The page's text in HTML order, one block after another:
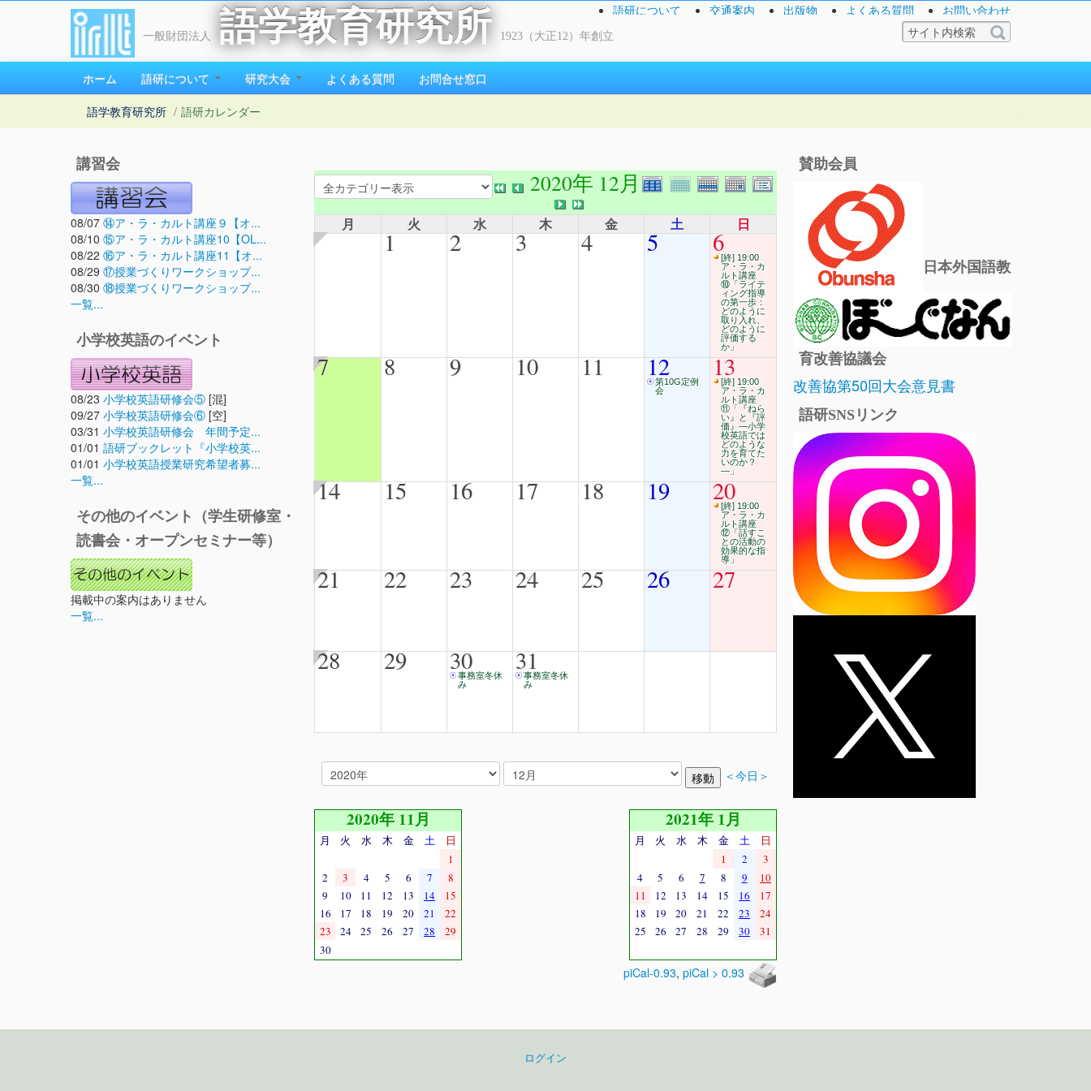
一般財団法人 語学教育研究所 1923（大正12）年創立
語研について 交通案内 出版物 よくある質問 お問い合わせ
ホーム 語研について 研究大会 よくある質問 お問合せ窓口
語学教育研究所 / 語研カレンダー
講習会
08/07 ⑭ア・ラ・カルト講座９【オ...
08/10 ⑮ア・ラ・カルト講座10【OL...
08/22 ⑯ア・ラ・カルト講座11【オ...
08/29 ⑰授業づくりワークショップ...
08/30 ⑱授業づくりワークショップ...
一覧...
小学校英語のイベント
08/23 小学校英語研修会⑤ [混]
09/27 小学校英語研修会⑥ [空]
03/31 小学校英語研修会 年間予定...
01/01 語研ブックレット『小学校英...
01/01 小学校英語授業研究希望者募...
一覧...
その他のイベント（学生研修室・
読書会・オープンセミナー等）
掲載中の案内はありません
一覧...
2020年 12月
月 火 水 木 金 土 日
1 2 3 4 5 6[終] 19:00
ア・ラ・カ
ルト講座
⑩「ライテ
ィング指導
の第一歩：
どのように
取り入れ、
どのように
評価する
か」
7 8 9 10 11 12
第10G定例
会
13
[終] 19:00
ア・ラ・カ
ルト講座
⑪「『ねら
い』と『評
価』―小学
校英語では
どのような
力を育てた
いのか？
―」
14 15 16 17 18 19 20
[終] 19:00
ア・ラ・カ
ルト講座
⑫「話すこ
との活動の
効果的な指
導」
21 22 23 24 25 26 27
28 29 30
事務室冬休
み
31
事務室冬休
み
＜今日＞
2020年 11月
月 火 水 木 金 土
日
1
2
3 4 5 6 7
8
9
10 11 12 13 14
15
16
17 18 19 20 21
22
23
24 25 26 27 28
29
30
2021年 1月
月 火 水 木 金 土
日
1
2
3
4
5 6 7 8 9
10
11
12 13 14 15 16
17
18
19 20 21 22 23
24
25
26 27 28 29 30 31
piCal-0.93, piCal > 0.93
賛助会員
日本外国語教
育改善協議会
改善協第50回大会意見書
語研SNSリンク
ログイン